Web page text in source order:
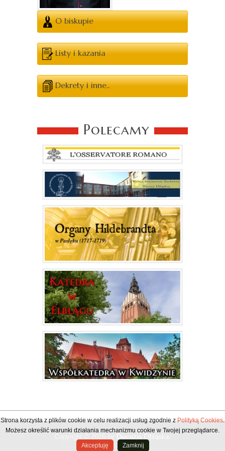
O biskupie
Listy i kazania
Dekrety i inne..
Polecamy
Strona korzysta z plików cookie w celu realizacji usług zgodnie zPolityką Cookies.
Możesz określić warunki działania mechanizmu cookie w Twojej przeglądarce.
Akceptuję Zamknij